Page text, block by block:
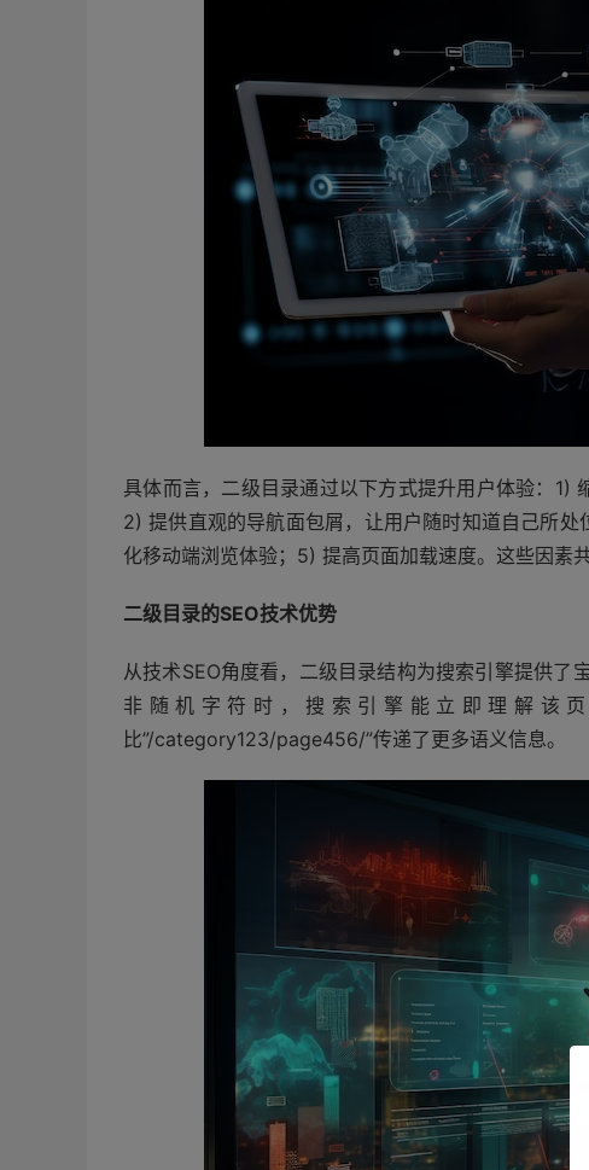
具体而言，二级目录通过以下方式提升用户体验：1)
2) 提供直观的导航面包屑，让用户随时知道自己所
化移动端浏览体验；5) 提高页面加载速度。这些因素
二级目录的SEO技术优势
从技术SEO角度看，二级目录结构为搜索引擎提供了
非随机字符时，搜索引擎能立即理解该页
比”/category123/page456/”传递了更多语义信息。